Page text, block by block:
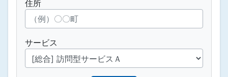
住所
サービス